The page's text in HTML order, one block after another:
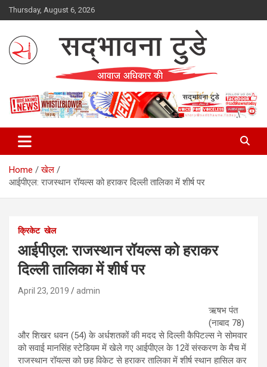
Skip
to
Thursday, August 6, 2026
Sadbhawna Today
Home
खेल
आईपीएल: राजस्थान रॉयल्स को हराकर दिल्ली तालिका में शीर्ष पर
क्रिकेट खेल
आईपीएल: राजस्थान रॉयल्स को हराकर
दिल्ली तालिका में शीर्ष पर
April 23, 2019 admin
ऋषभ पंत
(नाबाद 78)
और शिखर धवन (54) के अर्धशतकों की मदद से दिल्ली कैपिटल्स ने सोमवार
को सवाई मानसिंह स्टेडियम में खेले गए आईपीएल के 12वें संस्करण के मैच में
राजस्थान रॉयल्स को छह विकेट से हराकर तालिका में शीर्ष स्थान हासिल कर